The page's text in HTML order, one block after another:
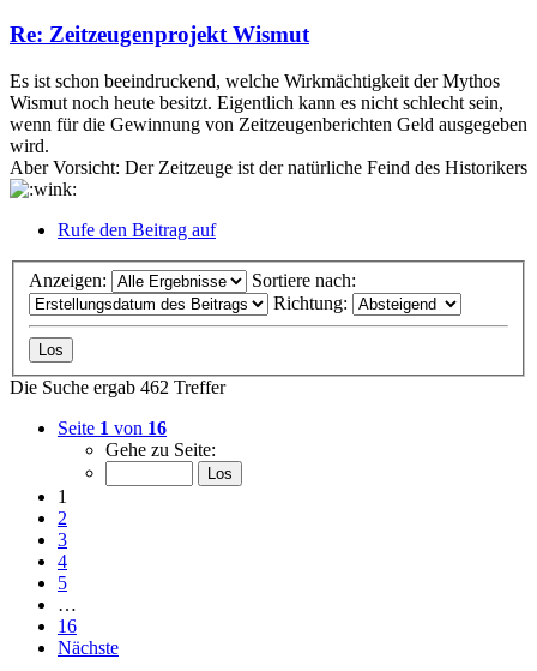
Re: Zeitzeugenprojekt Wismut
Es ist schon beeindruckend, welche Wirkmächtigkeit der Mythos
Wismut noch heute besitzt. Eigentlich kann es nicht schlecht sein,
wenn für die Gewinnung von Zeitzeugenberichten Geld ausgegeben
wird.
Aber Vorsicht: Der Zeitzeuge ist der natürliche Feind des Historikers
Rufe den Beitrag auf
Anzeigen:
Sortiere nach:
Richtung:
Die Suche ergab 462 Treffer
Seite 1 von 16
Gehe zu Seite:
1
2
3
4
5
…
16
Nächste